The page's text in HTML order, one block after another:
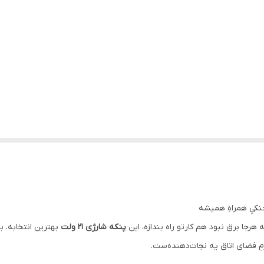
برق نبود هم کارتو راه بندازه، این پنکه شارژی ۲۱ ولت
بهترین انتخابه.
فضای اتاق یه نجات‌دهنده‌ست.